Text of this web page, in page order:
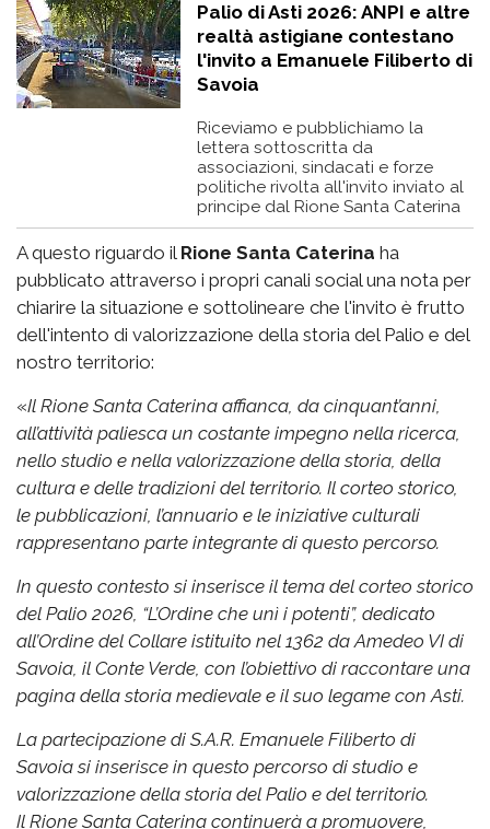
Palio di Asti 2026: ANPI e altre
realtà astigiane contestano
l'invito a Emanuele Filiberto di
Savoia
Riceviamo e pubblichiamo la
lettera sottoscritta da
associazioni, sindacati e forze
politiche rivolta all'invito inviato al
principe dal Rione Santa Caterina
A questo riguardo il Rione Santa Caterina ha
pubblicato attraverso i propri canali social una nota per
chiarire la situazione e sottolineare che l'invito è frutto
dell'intento di valorizzazione della storia del Palio e del
nostro territorio:
«Il Rione Santa Caterina affianca, da cinquant’anni,
all’attività paliesca un costante impegno nella ricerca,
nello studio e nella valorizzazione della storia, della
cultura e delle tradizioni del territorio. Il corteo storico,
le pubblicazioni, l’annuario e le iniziative culturali
rappresentano parte integrante di questo percorso.
In questo contesto si inserisce il tema del corteo storico
del Palio 2026, “L’Ordine che unì i potenti”, dedicato
all’Ordine del Collare istituito nel 1362 da Amedeo VI di
Savoia, il Conte Verde, con l’obiettivo di raccontare una
pagina della storia medievale e il suo legame con Asti.
La partecipazione di S.A.R. Emanuele Filiberto di
Savoia si inserisce in questo percorso di studio e
valorizzazione della storia del Palio e del territorio.
Il Rione Santa Caterina continuerà a promuovere,